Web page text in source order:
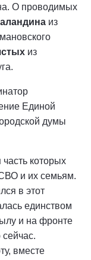
О проводимых
из
из
Единой
думы
которых
и их семьям.
в этот
единством
и на фронте
вместе